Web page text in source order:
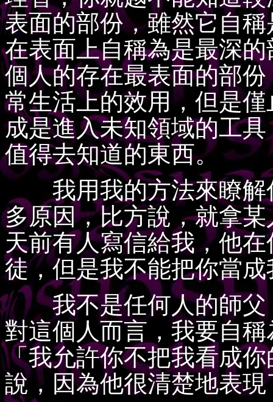
表面的部份，雖然它自
在表面上自稱為是最深
個人的存在最表面的部
常生活上的效用，但是
成是進入未知領域的工
值得去知道的東西。
我用我的方法來瞭解
多原因，比方說，就拿
天前有人寫信給我，他
徒，但是我不能把你當
我不是任何人的師父
對這個人而言，我要自
「我允許你不把我看成
說，因為他很清楚地表